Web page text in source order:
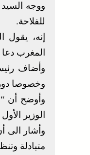
ووجه
للفلاحة.
إنه، يقول
المغرب
وأضاف
وخصوصا دور
وأوضح أن
الوزير
وأشار الى
متبادلة